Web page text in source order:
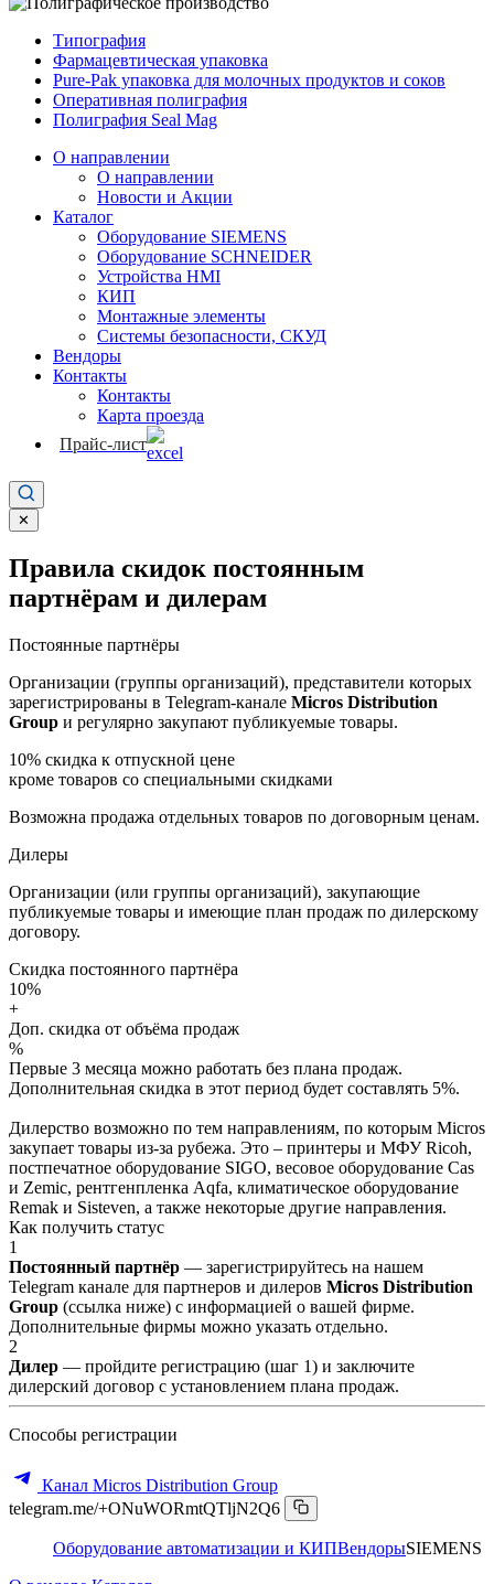
Типография
Фармацевтическая упаковка
Pure-Pak упаковка для молочных продуктов и соков
Оперативная полиграфия
Полиграфия Seal Mag
О направлении
О направлении
Новости и Акции
Каталог
Оборудование SIEMENS
Оборудование SCHNEIDER
Устройства HMI
КИП
Монтажные элементы
Системы безопасности, СКУД
Вендоры
Контакты
Контакты
Карта проезда
Прайс-лист
✕
Правила скидок постоянным
партнёрам и дилерам
Постоянные партнёры
Организации (группы организаций), представители которых
зарегистрированы в Telegram-канале Micros Distribution
Group и регулярно закупают публикуемые товары.
10% скидка к отпускной цене
кроме товаров со специальными скидками
Возможна продажа отдельных товаров по договорным ценам.
Дилеры
Организации (или группы организаций), закупающие
публикуемые товары и имеющие план продаж по дилерскому
договору.
Скидка постоянного партнёра
10%
+
Доп. скидка от объёма продаж
%
Первые 3 месяца можно работать без плана продаж.
Дополнительная скидка в этот период будет составлять 5%.
Дилерство возможно по тем направлениям, по которым Micros
закупает товары из-за рубежа. Это – принтеры и МФУ Ricoh,
постпечатное оборудование SIGO, весовое оборудование Cas
и Zemic, рентгенпленка Aqfa, климатическое оборудование
Remak и Sisteven, а также некоторые другие направления.
Как получить статус
1
Постоянный партнёр — зарегистрируйтесь на нашем
Telegram канале для партнеров и дилеров Micros Distribution
Group (ссылка ниже) с информацией о вашей фирме.
Дополнительные фирмы можно указать отдельно.
2
Дилер — пройдите регистрацию (шаг 1) и заключите
дилерский договор с установлением плана продаж.
Способы регистрации
Канал Micros Distribution Group
telegram.me/+ONuWORmtQTljN2Q6
Оборудование автоматизации и КИПВендорыSIEMENS